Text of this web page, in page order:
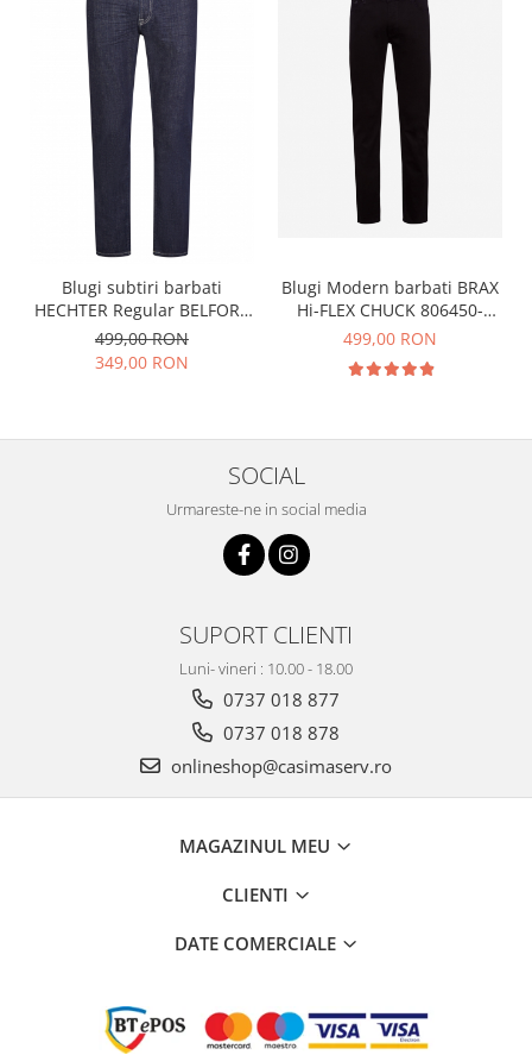
Blugi subtiri barbati
HECHTER Regular BELFORT
bleumarin
499,00 RON
349,00 RON
Blugi Modern barbati BRAX
Hi-FLEX CHUCK 806450-
7963020-01 negru perma
499,00 RON
SOCIAL
Urmareste-ne in social media
SUPORT CLIENTI
Luni- vineri : 10.00 - 18.00
0737 018 877
0737 018 878
onlineshop@casimaserv.ro
MAGAZINUL MEU
CLIENTI
DATE COMERCIALE